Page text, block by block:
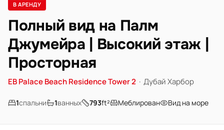
В АРЕНДУ
Полный вид на Палм
Джумейра | Высокий этаж |
Просторная
EB Palace Beach Residence Tower 2 · Дубай Харбор
1спальни 1ванных 793ft² Меблирован Вид на море